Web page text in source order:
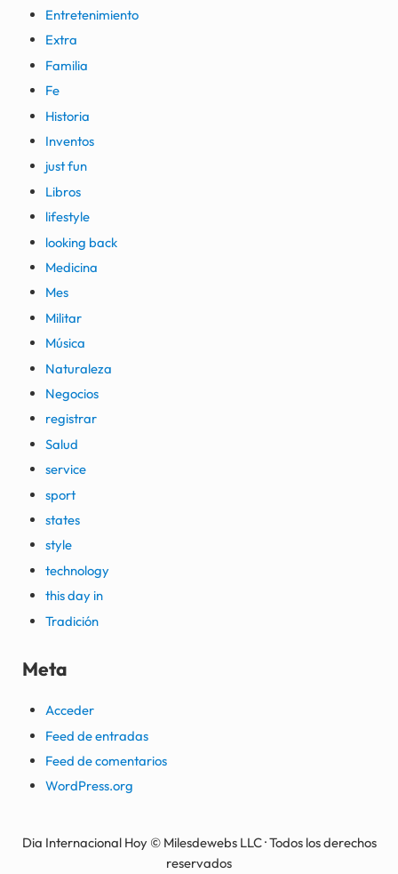
Entretenimiento
Extra
Familia
Fe
Historia
Inventos
just fun
Libros
lifestyle
looking back
Medicina
Mes
Militar
Música
Naturaleza
Negocios
registrar
Salud
service
sport
states
style
technology
this day in
Tradición
Meta
Acceder
Feed de entradas
Feed de comentarios
WordPress.org
Dia Internacional Hoy © Milesdewebs LLC · Todos los derechos
reservados